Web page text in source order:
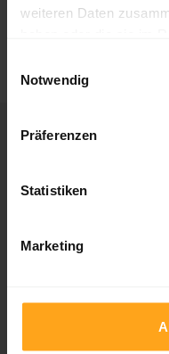
weiteren Daten
Notwendig
Präferenzen
Statistiken
Marketing
Die aktuelle
Höchst-
Pelletspreise für